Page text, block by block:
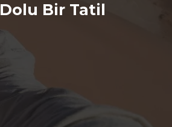
Dolu Bir Tatil